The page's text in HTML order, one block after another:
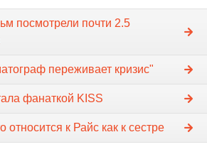
посмотрели почти 2.5
переживает кризис"
фанаткой KISS
относится к Райс как к сестре